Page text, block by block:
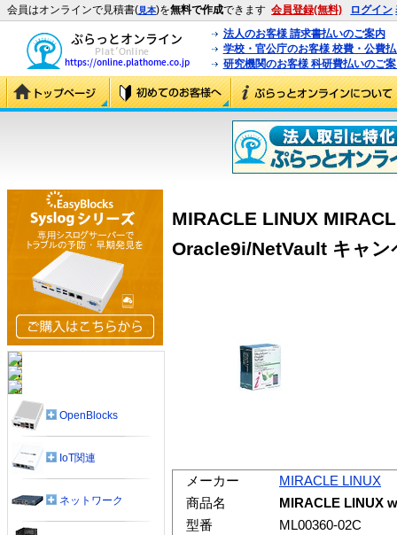
会員はオンラインで見積書(見本)を無料で作成できます 会員登録(無料) ログイン
法人のお客様 請求書払いのご案内
学校・官公庁のお客様 校費・公費
研究機関のお客様 科研費払いのご
MIRACLE LINUX
Oracle9i/NetVault キャン
メーカー
MIRACLE LINUX
商品名
MIRACLE LINUX
型番
ML00360-02C
OpenBlocks
IoT関連
ネットワーク